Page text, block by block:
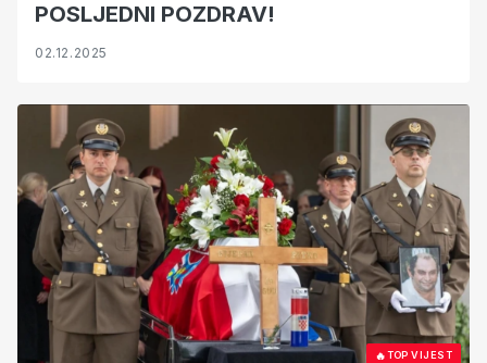
POSLJEDNI POZDRAV!
02.12.2025
🔥TOP VIJEST